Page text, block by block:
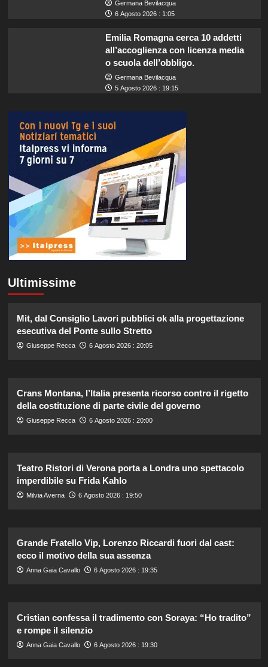
Germana Bevilacqua
6 Agosto 2026 : 1:05
Emilia Romagna cerca 10 addetti
all’accoglienza con licenza media
o scuola dell’obbligo.
Germana Bevilacqua
5 Agosto 2026 : 19:15
Ultimissime
Mit, dal Consiglio Lavori pubblici ok alla progettazione
esecutiva del Ponte sullo Stretto
Giuseppe Recca 6 Agosto 2026 : 20:05
Crans Montana, l’Italia presenta ricorso contro il rigetto
della costituzione di parte civile del governo
Giuseppe Recca 6 Agosto 2026 : 20:00
Teatro Ristori di Verona porta a Londra uno spettacolo
imperdibile su Frida Kahlo
Milvia Averna 6 Agosto 2026 : 19:50
Grande Fratello Vip, Lorenzo Riccardi fuori dal cast:
ecco il motivo della sua assenza
Anna Gaia Cavallo 6 Agosto 2026 : 19:35
Cristian confessa il tradimento con Soraya: “Ho tradito”
e rompe il silenzio
Anna Gaia Cavallo 6 Agosto 2026 : 19:30